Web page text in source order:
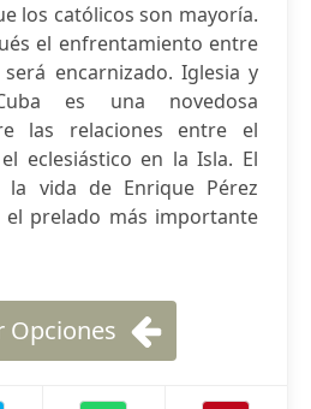
los católicos son mayoría.
el enfrentamiento entre
encarnizado. Iglesia y
es una novedosa
las relaciones entre el
eclesiástico en la Isla. El
vida de Enrique Pérez
el prelado más importante
Opciones